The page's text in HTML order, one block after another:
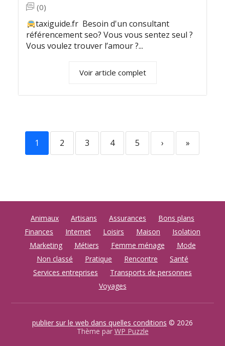
(0)
taxiguide.fr Besoin d'un consultant
référencement seo? Vous vous sentez seul ?
Vous voulez trouver l’amour ?...
Voir article complet
1 2 3 4 5 › »
Animaux Artisans Assurances
Bons plans
Finances
Internet Loisirs Maison
Isolation
Marketing
Métiers Femme ménage
Mode
Non classé
Pratique Rencontre
Santé
Services entreprises
Transports de personnes
Voyages
publier sur le web dans quelles conditions © 2026
Thème par WP Puzzle